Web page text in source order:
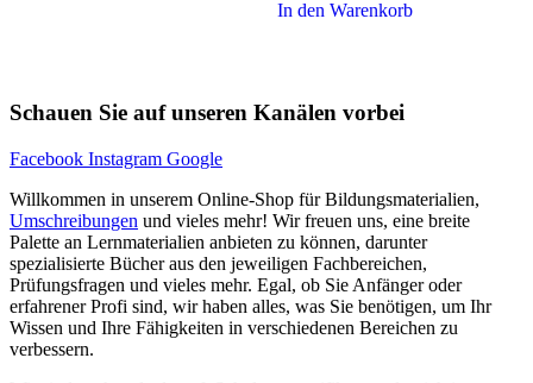
In den Warenkorb
Schauen Sie auf unseren Kanälen vorbei
Facebook Instagram Google
Willkommen in unserem Online-Shop für Bildungsmaterialien,
Umschreibungen und vieles mehr! Wir freuen uns, eine breite
Palette an Lernmaterialien anbieten zu können, darunter
spezialisierte Bücher aus den jeweiligen Fachbereichen,
Prüfungsfragen und vieles mehr. Egal, ob Sie Anfänger oder
erfahrener Profi sind, wir haben alles, was Sie benötigen, um Ihr
Wissen und Ihre Fähigkeiten in verschiedenen Bereichen zu
verbessern.